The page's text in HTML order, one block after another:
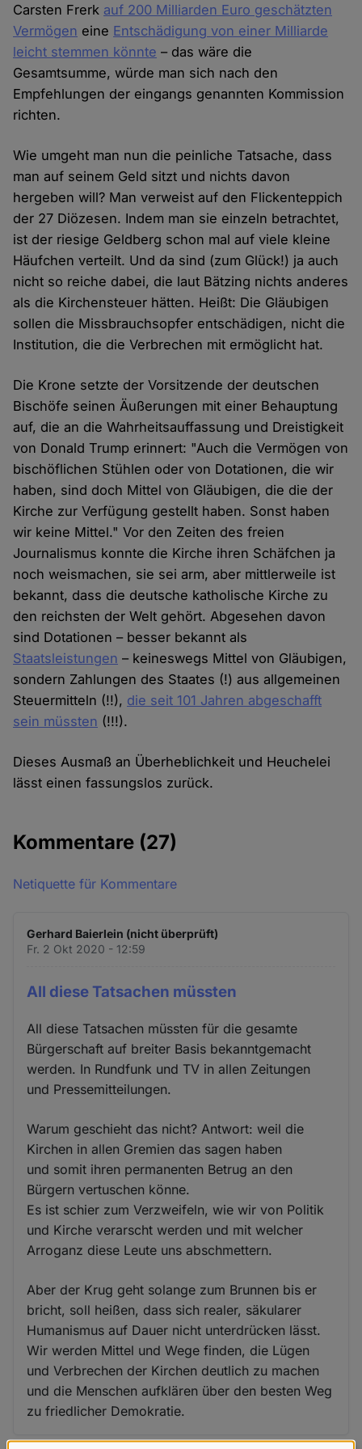
Carsten Frerk auf 200 Milliarden Euro geschätzten
Vermögen eine Entschädigung von einer Milliarde
leicht stemmen könnte – das wäre die
Gesamtsumme, würde man sich nach den
Empfehlungen der eingangs genannten Kommission
richten.
Wie umgeht man nun die peinliche Tatsache, dass
man auf seinem Geld sitzt und nichts davon
hergeben will? Man verweist auf den Flickenteppich
der 27 Diözesen. Indem man sie einzeln betrachtet,
ist der riesige Geldberg schon mal auf viele kleine
Häufchen verteilt. Und da sind (zum Glück!) ja auch
nicht so reiche dabei, die laut Bätzing nichts anderes
als die Kirchensteuer hätten. Heißt: Die Gläubigen
sollen die Missbrauchsopfer entschädigen, nicht die
Institution, die die Verbrechen mit ermöglicht hat.
Die Krone setzte der Vorsitzende der deutschen
Bischöfe seinen Äußerungen mit einer Behauptung
auf, die an die Wahrheitsauffassung und Dreistigkeit
von Donald Trump erinnert: "Auch die Vermögen von
bischöflichen Stühlen oder von Dotationen, die wir
haben, sind doch Mittel von Gläubigen, die die der
Kirche zur Verfügung gestellt haben. Sonst haben
wir keine Mittel." Vor den Zeiten des freien
Journalismus konnte die Kirche ihren Schäfchen ja
noch weismachen, sie sei arm, aber mittlerweile ist
bekannt, dass die deutsche katholische Kirche zu
den reichsten der Welt gehört. Abgesehen davon
sind Dotationen – besser bekannt als
Staatsleistungen – keineswegs Mittel von Gläubigen,
sondern Zahlungen des Staates (!) aus allgemeinen
Steuermitteln (!!), die seit 101 Jahren abgeschafft
sein müssten (!!!).
Dieses Ausmaß an Überheblichkeit und Heuchelei
lässt einen fassungslos zurück.
Kommentare (27)
Netiquette für Kommentare
Gerhard Baierlein (nicht überprüft)
Fr. 2 Okt 2020 - 12:59
All diese Tatsachen müssten
All diese Tatsachen müssten für die gesamte
Bürgerschaft auf breiter Basis bekanntgemacht
werden. In Rundfunk und TV in allen Zeitungen
und Pressemitteilungen.
Warum geschieht das nicht? Antwort: weil die
Kirchen in allen Gremien das sagen haben
und somit ihren permanenten Betrug an den
Bürgern vertuschen könne.
Es ist schier zum Verzweifeln, wie wir von Politik
und Kirche verarscht werden und mit welcher
Arroganz diese Leute uns abschmettern.
Aber der Krug geht solange zum Brunnen bis er
bricht, soll heißen, dass sich realer, säkularer
Humanismus auf Dauer nicht unterdrücken lässt.
Wir werden Mittel und Wege finden, die Lügen
und Verbrechen der Kirchen deutlich zu machen
und die Menschen aufklären über den besten Weg
zu friedlicher Demokratie.